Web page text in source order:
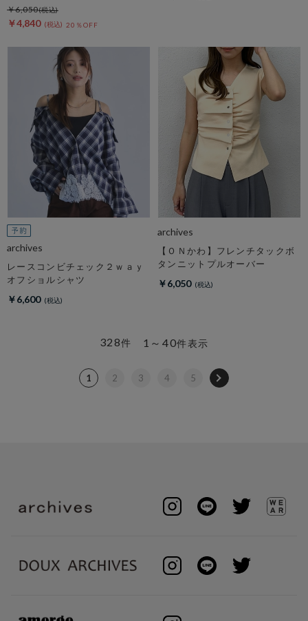
￥6,050
￥4,840 20％OFF
archives
レースコンビチェック２ｗａｙ
オフショルシャツ
￥6,600
archives
【ＯＮかわ】フレンチタックボ
タンニットプルオーバー
￥6,050
1～40件表示
328件
1 2 3 4 5